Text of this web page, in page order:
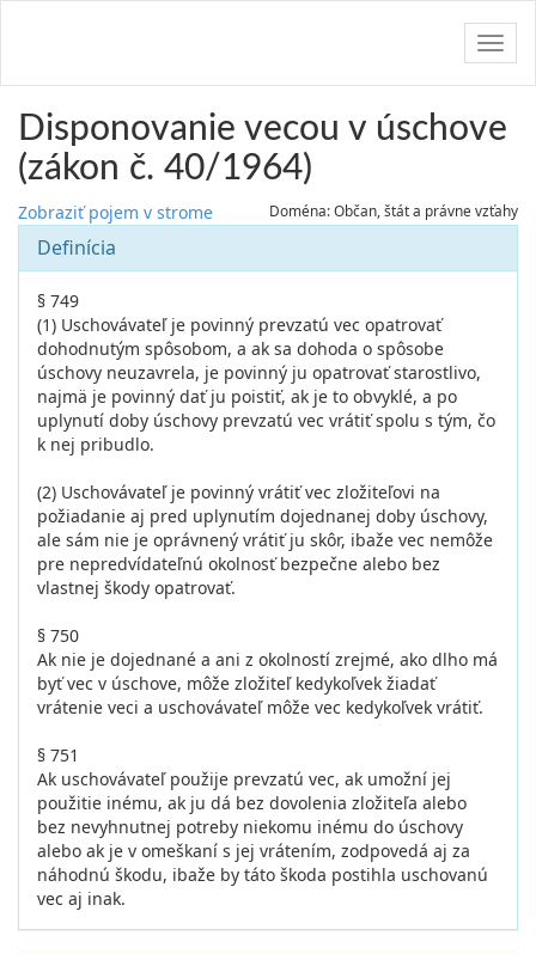
Disponovanie vecou v úschove
(zákon č. 40/1964)
Zobraziť pojem v strome Doména: Občan, štát a právne vzťahy
Definícia
§ 749
(1) Uschovávateľ je povinný prevzatú vec opatrovať
dohodnutým spôsobom, a ak sa dohoda o spôsobe
úschovy neuzavrela, je povinný ju opatrovať starostlivo,
najmä je povinný dať ju poistiť, ak je to obvyklé, a po
uplynutí doby úschovy prevzatú vec vrátiť spolu s tým, čo
k nej pribudlo.
(2) Uschovávateľ je povinný vrátiť vec zložiteľovi na
požiadanie aj pred uplynutím dojednanej doby úschovy,
ale sám nie je oprávnený vrátiť ju skôr, ibaže vec nemôže
pre nepredvídateľnú okolnosť bezpečne alebo bez
vlastnej škody opatrovať.
§ 750
Ak nie je dojednané a ani z okolností zrejmé, ako dlho má
byť vec v úschove, môže zložiteľ kedykoľvek žiadať
vrátenie veci a uschovávateľ môže vec kedykoľvek vrátiť.
§ 751
Ak uschovávateľ použije prevzatú vec, ak umožní jej
použitie inému, ak ju dá bez dovolenia zložiteľa alebo
bez nevyhnutnej potreby niekomu inému do úschovy
alebo ak je v omeškaní s jej vrátením, zodpovedá aj za
náhodnú škodu, ibaže by táto škoda postihla uschovanú
vec aj inak.